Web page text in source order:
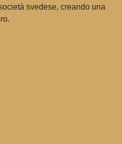
svedese, creando una